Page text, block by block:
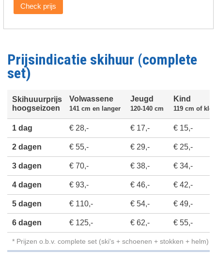
Check prijs
Prijsindicatie skihuur (complete
set)
Skihuuurprijs
hoogseizoen
Volwassene
141 cm en langer
Jeugd
120-140 cm
Kind
119 cm of
1 dag € 28,- € 17,- € 15,-
2 dagen € 55,- € 29,- € 25,-
3 dagen € 70,- € 38,- € 34,-
4 dagen € 93,- € 46,- € 42,-
5 dagen € 110,- € 54,- € 49,-
6 dagen € 125,- € 62,- € 55,-
* Prijzen o.b.v. complete set (ski's + schoenen + stokken + helm)